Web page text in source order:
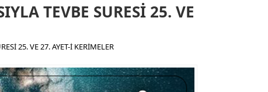
TEVBE SURESİ 25. VE
25. VE 27. AYET-İ KERİMELER